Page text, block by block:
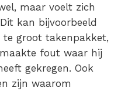
maar voelt zich
kan bijvoorbeeld
groot takenpakket,
fout waar hij
gekregen. Ook
zijn waarom